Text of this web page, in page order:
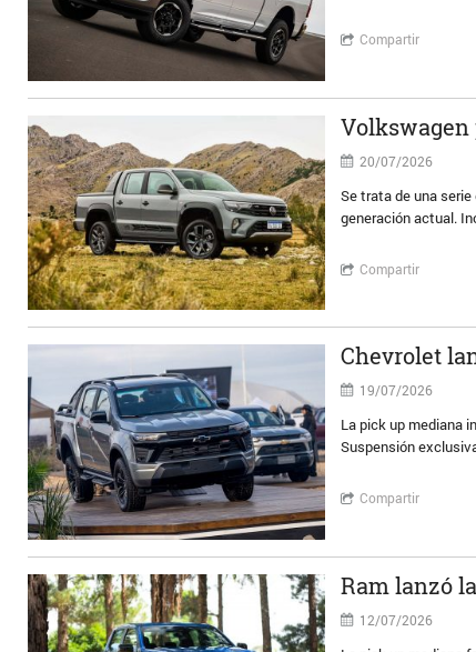
Compartir
20/07/2026
Se trata de una
generación actual.
Compartir
Chevrolet
19/07/2026
La pick up mediana
Suspensión
Compartir
Ram lanzó
12/07/2026